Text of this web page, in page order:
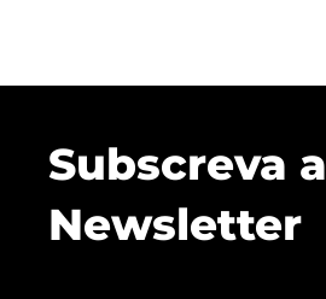
Subscreva a
Newsletter